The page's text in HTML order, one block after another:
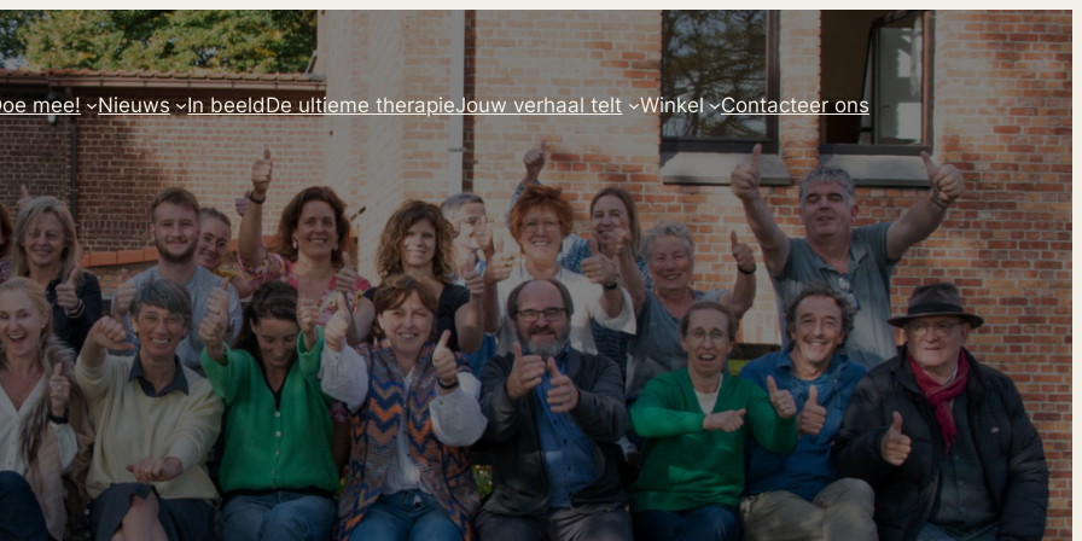
mee! Nieuws In beeldDe ultieme therapieJouw verhaal telt Winkel Contacteer ons